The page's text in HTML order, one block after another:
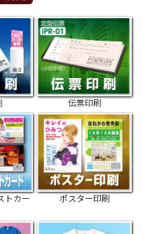
伝票印刷
トカー
ポスター印刷